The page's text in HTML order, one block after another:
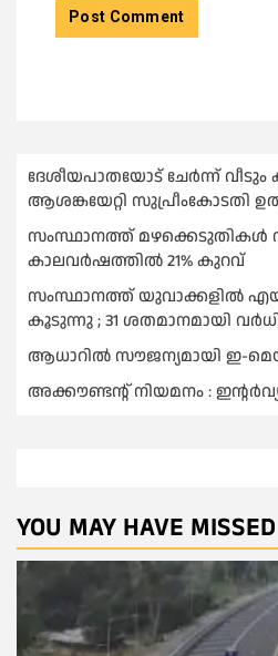
ദേശീയപാതയോട് ചേര്‍ന്ന് വീടും
ആശങ്കയേറ്റി സുപ്രീംകോടതി
സംസ്ഥാനത്ത് മഴക്കെടുതികള്‍
കാലവര്‍ഷത്തില്‍ 21% കുറവ്
സംസ്ഥാനത്ത് യുവാക്കളില്‍
കൂടുന്നു ; 31 ശതമാനമായി
ആധാറിൽ സൗജന്യമായി ഇ-
അക്കൗണ്ടന്റ് നിയമനം :
YOU MAY HAVE MISSED